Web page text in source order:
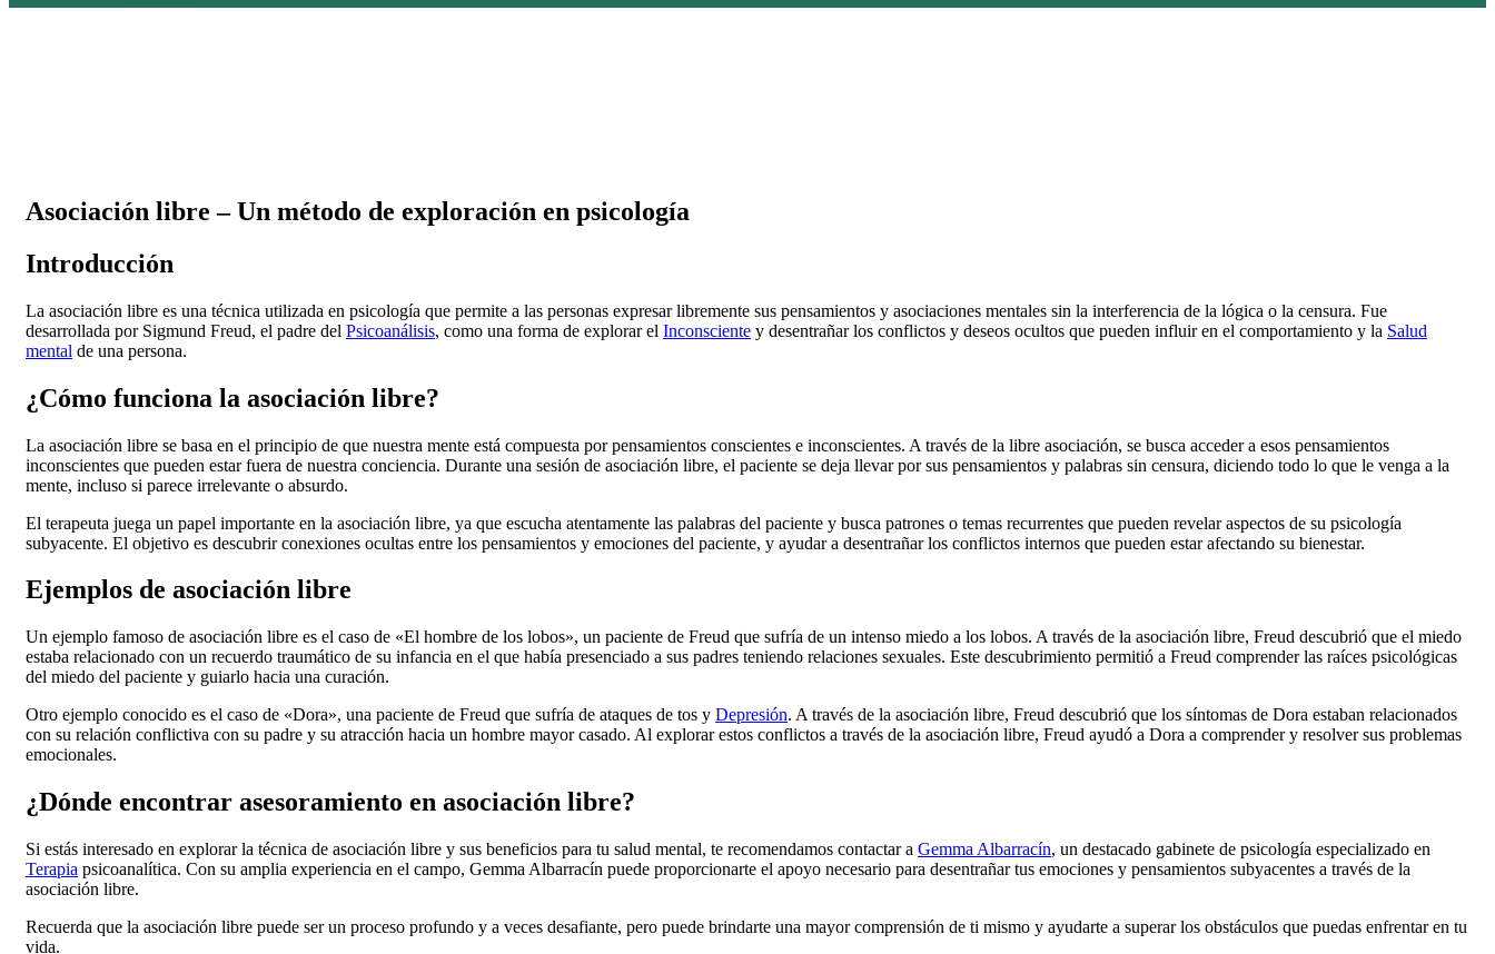
Asociación libre – Un método de exploración en psicología
Introducción
La asociación libre es una técnica utilizada en psicología que permite a las personas expresar libremente sus pensamientos y asociaciones mentales sin la interferencia de la lógica o la censura. Fue
desarrollada por Sigmund Freud, el padre del Psicoanálisis, como una forma de explorar el Inconsciente y desentrañar los conflictos y deseos ocultos que pueden influir en el comportamiento y la Salud
mental de una persona.
¿Cómo funciona la asociación libre?
La asociación libre se basa en el principio de que nuestra mente está compuesta por pensamientos conscientes e inconscientes. A través de la libre asociación, se busca acceder a esos pensamientos
inconscientes que pueden estar fuera de nuestra conciencia. Durante una sesión de asociación libre, el paciente se deja llevar por sus pensamientos y palabras sin censura, diciendo todo lo que le venga a la
mente, incluso si parece irrelevante o absurdo.
El terapeuta juega un papel importante en la asociación libre, ya que escucha atentamente las palabras del paciente y busca patrones o temas recurrentes que pueden revelar aspectos de su psicología
subyacente. El objetivo es descubrir conexiones ocultas entre los pensamientos y emociones del paciente, y ayudar a desentrañar los conflictos internos que pueden estar afectando su bienestar.
Ejemplos de asociación libre
Un ejemplo famoso de asociación libre es el caso de «El hombre de los lobos», un paciente de Freud que sufría de un intenso miedo a los lobos. A través de la asociación libre, Freud descubrió que el miedo
estaba relacionado con un recuerdo traumático de su infancia en el que había presenciado a sus padres teniendo relaciones sexuales. Este descubrimiento permitió a Freud comprender las raíces psicológicas
del miedo del paciente y guiarlo hacia una curación.
Otro ejemplo conocido es el caso de «Dora», una paciente de Freud que sufría de ataques de tos y Depresión. A través de la asociación libre, Freud descubrió que los síntomas de Dora estaban relacionados
con su relación conflictiva con su padre y su atracción hacia un hombre mayor casado. Al explorar estos conflictos a través de la asociación libre, Freud ayudó a Dora a comprender y resolver sus problemas
emocionales.
¿Dónde encontrar asesoramiento en asociación libre?
Si estás interesado en explorar la técnica de asociación libre y sus beneficios para tu salud mental, te recomendamos contactar a Gemma Albarracín, un destacado gabinete de psicología especializado en
Terapia psicoanalítica. Con su amplia experiencia en el campo, Gemma Albarracín puede proporcionarte el apoyo necesario para desentrañar tus emociones y pensamientos subyacentes a través de la
asociación libre.
Recuerda que la asociación libre puede ser un proceso profundo y a veces desafiante, pero puede brindarte una mayor comprensión de ti mismo y ayudarte a superar los obstáculos que puedas enfrentar en tu
vida.